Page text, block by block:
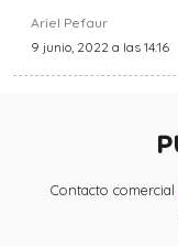
Ariel Pefaur
9 junio, 2022 a las 14:16
Contacto comercial